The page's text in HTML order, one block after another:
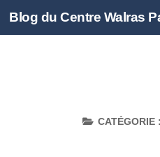
Skip to content
Blog du Centre Walras
CATÉGORIE :